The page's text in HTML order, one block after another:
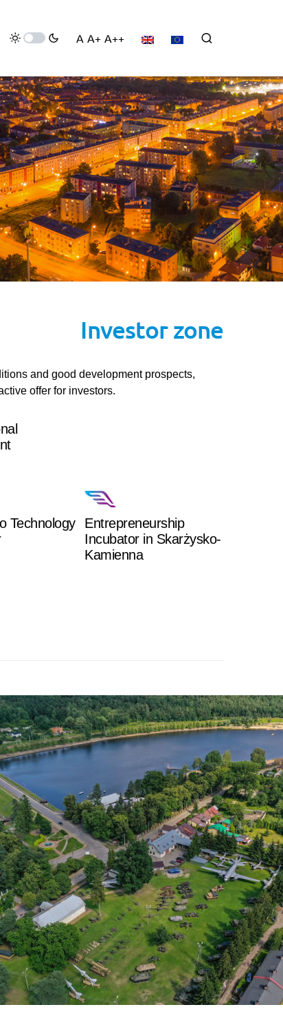
A A+ A++
Investor zone
and good development prospects,
offer for investors.
Technology
Entrepreneurship
Incubator in Skarżysko-
Kamienna